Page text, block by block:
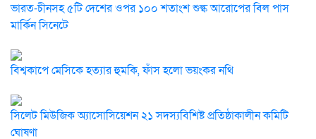
ভারত-চীনসহ ৫টি দেশের ওপর ১০০ শতাংশ শুল্ক আরোপের বিল পাস
মার্কিন সিনেটে
বিশ্বকাপে মেসিকে হত্যার হুমকি, ফাঁস হলো ভয়ংকর নথি
সিলেট মিউজিক অ্যাসোসিয়েশন ২১ সদস্যবিশিষ্ট প্রতিষ্ঠাকালীন কমিটি
ঘোষণা